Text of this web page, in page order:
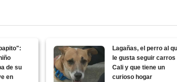
de su
en
Lagañas, el perro al
le gusta seguir carros
Cali y que tiene un
curioso hogar